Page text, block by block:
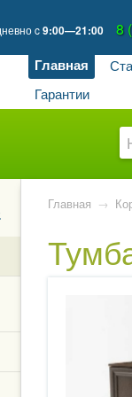
c9:00—21:00 8
Главная
Гарантии
Главная →